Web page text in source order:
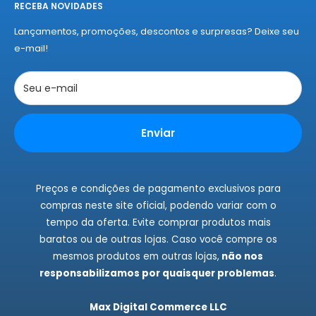
Nelius e se apaixone por nossos produtos!
Sobre a Nelius
Termos de Entregas
Políticas de Privacidade
Trocas e Devoluções
Rastrear Pedidos
RECEBA NOVIDADES
Lançamentos, promoções, descontos e surpresas? Deixe seu
e-mail!
Seu e-mail
Enviar
Preços e condições de pagamento exclusivos para
compras neste site oficial, podendo variar com o
tempo da oferta. Evite comprar produtos mais
baratos ou de outras lojas. Caso você compre os
mesmos produtos em outras lojas, não nos
responsabilizamos por quaisquer problemas.
Max Digital Commerce LLC